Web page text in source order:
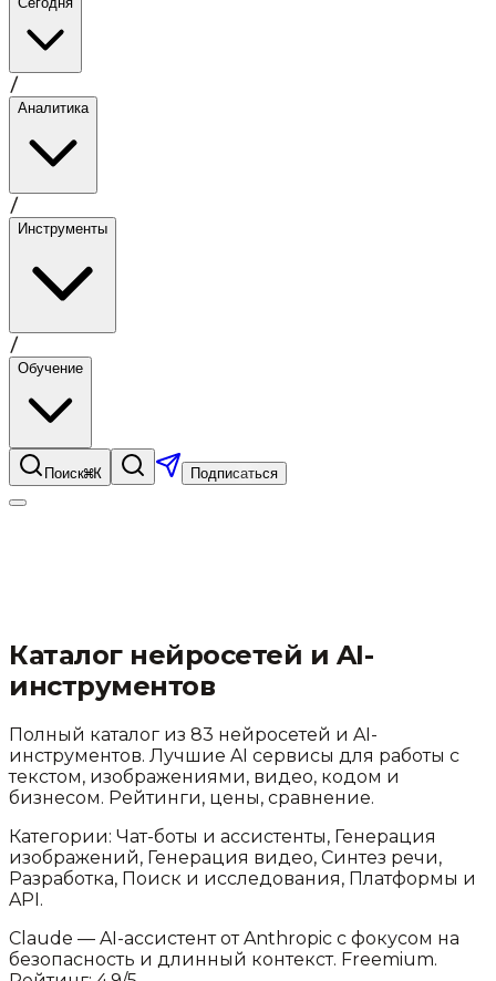
/
Аналитика
/
Инструменты
/
Обучение
Поиск⌘K Подписаться
Каталог нейросетей и AI-
инструментов
Полный каталог из 83 нейросетей и AI-
инструментов. Лучшие AI сервисы для работы с
текстом, изображениями, видео, кодом и
бизнесом. Рейтинги, цены, сравнение.
Категории: Чат-боты и ассистенты, Генерация
изображений, Генерация видео, Синтез речи,
Разработка, Поиск и исследования, Платформы и
API.
Claude — AI-ассистент от Anthropic с фокусом на
безопасность и длинный контекст. Freemium.